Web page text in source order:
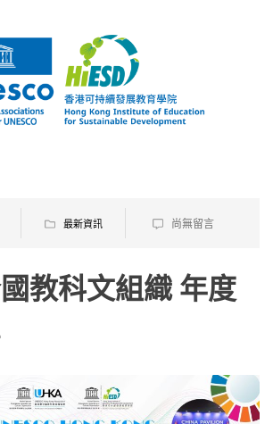
最新資訊 尚無留言
教科文組織 年度